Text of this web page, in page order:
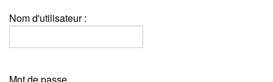
Nom d'utilisateur :
Mot de passe